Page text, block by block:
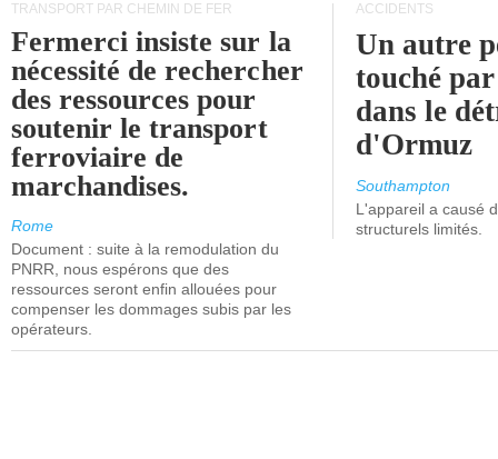
TRANSPORT PAR CHEMIN DE FER
Fermerci insiste sur la
nécessité de rechercher
des ressources pour
soutenir le transport
ferroviaire de
marchandises.
Rome
Document : suite à la remodulation du
PNRR, nous espérons que des
ressources seront enfin allouées pour
compenser les dommages subis par les
opérateurs.
ACCIDENTS
Un autre
touché
dans le
d'Ormuz
Southampton
L'appareil a causé
structurels limités.